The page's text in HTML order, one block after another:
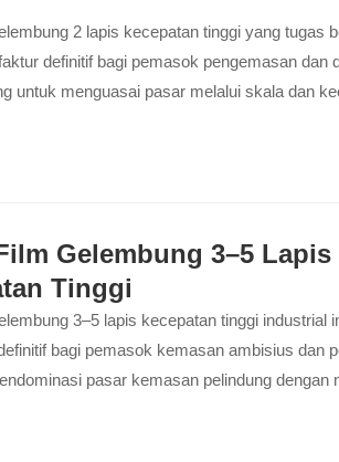
2 lapis kecepatan tinggi yang tugas
definitif bagi pemasok pengemasan dan
untuk menguasai pasar melalui skala dan
tinggi dengan pendinginan vakum instan,
bungkus pelindung yang sempurna dengan
tanpa limbah, memastikan Anda dengan
pengiriman jarak jauh yang ketat lebih
Gelembung 3–5 Lapis
Tinggi
3–5 lapis kecepatan tinggi industrial
bagi pemasok kemasan ambisius dan
pasar kemasan pelindung dengan